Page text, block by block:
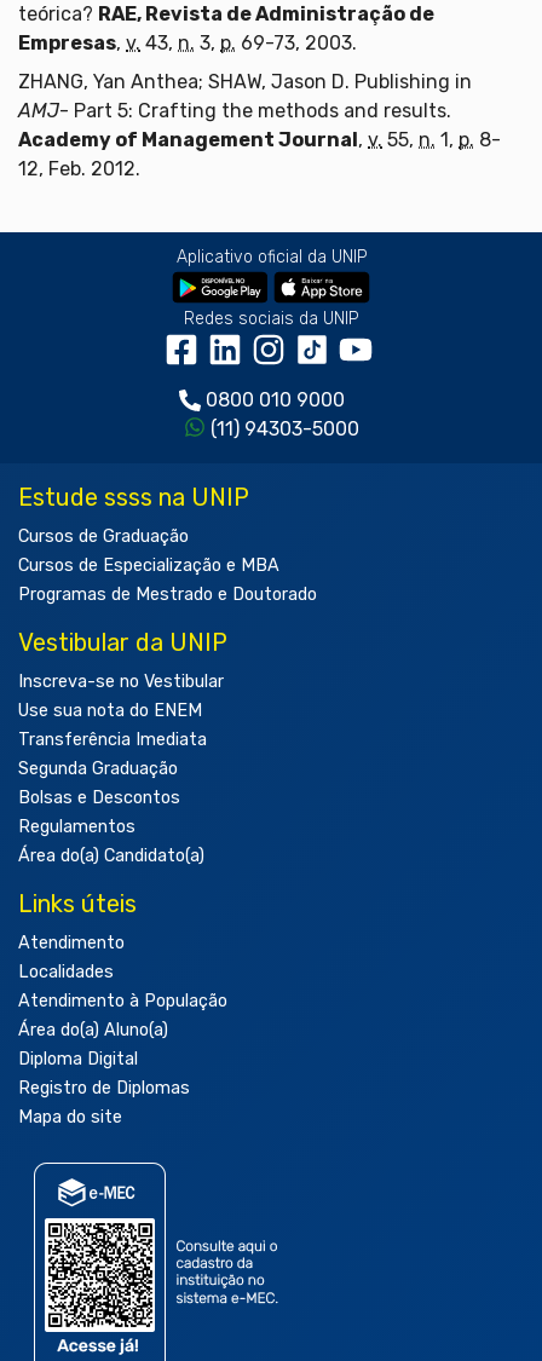
teórica? RAE, Revista de Administração de
Empresas, v. 43, n. 3, p. 69-73, 2003.
ZHANG, Yan Anthea; SHAW, Jason D. Publishing in
AMJ- Part 5: Crafting the methods and results.
Academy of Management Journal, v. 55, n. 1, p. 8-
12, Feb. 2012.
Aplicativo oficial da UNIP
Redes sociais da UNIP
0800 010 9000
(11) 94303-5000
Estude ssss na UNIP
Cursos de Graduação
Cursos de Especialização e MBA
Programas de Mestrado e Doutorado
Vestibular da UNIP
Inscreva-se no Vestibular
Use sua nota do ENEM
Transferência Imediata
Segunda Graduação
Bolsas e Descontos
Regulamentos
Área do(a) Candidato(a)
Links úteis
Atendimento
Localidades
Atendimento à População
Área do(a) Aluno(a)
Diploma Digital
Registro de Diplomas
Mapa do site